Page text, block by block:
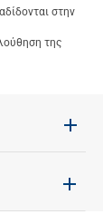
στην
της